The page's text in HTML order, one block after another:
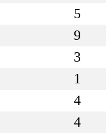
5
9
3
1
4
4